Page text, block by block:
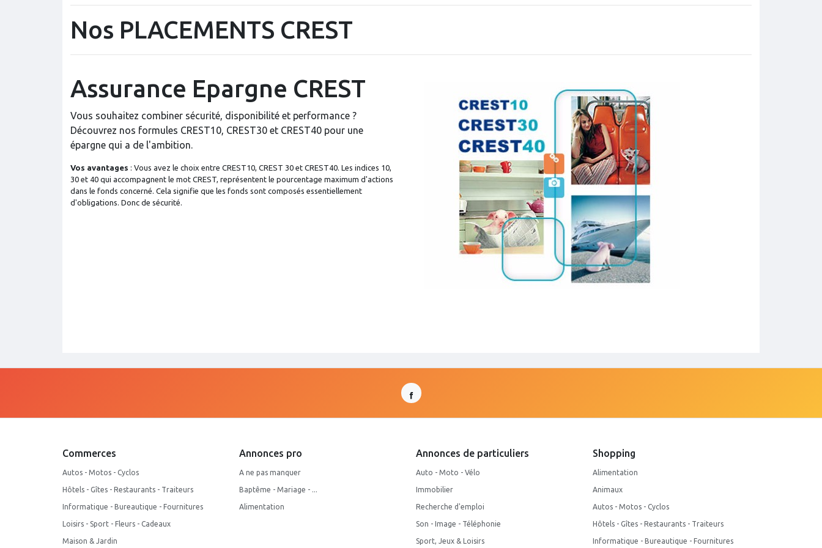
Nos PLACEMENTS CREST
Assurance Epargne CREST
Vous souhaitez combiner sécurité, disponibilité et performance ?
Découvrez nos formules CREST10, CREST30 et CREST40 pour une
épargne qui a de l'ambition.
Vos avantages : Vous avez le choix entre CREST10, CREST 30 et CREST40. Les indices 10,
30 et 40 qui accompagnent le mot CREST, représentent le pourcentage maximum d'actions
dans le fonds concerné. Cela signifie que les fonds sont composés essentiellement
d'obligations. Donc de sécurité.
Commerces
Autos - Motos - Cyclos
Hôtels - Gîtes - Restaurants - Traiteurs
Informatique - Bureautique - Fournitures
Loisirs - Sport - Fleurs - Cadeaux
Maison & Jardin
Annonces pro
A ne pas manquer
Baptême - Mariage - ...
Alimentation
Annonces de particuliers
Auto - Moto - Vélo
Immobilier
Recherche d'emploi
Son - Image - Téléphonie
Sport, Jeux & Loisirs
Shopping
Alimentation
Animaux
Autos - Motos - Cyclos
Hôtels - Gîtes - Restaurants - Traiteurs
Informatique - Bureautique - Fournitures